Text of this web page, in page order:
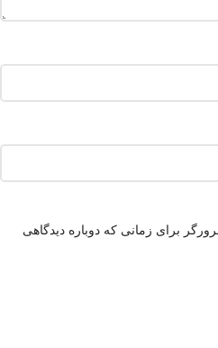
برای زمانی که دوباره دیدگاهی